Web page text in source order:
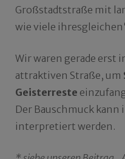
Großstadtstraße mit
wie viele
Wir waren gerade erst
attraktiven Straße, um
Geisterreste
Der Bauschmuck kann
interpretiert werden.